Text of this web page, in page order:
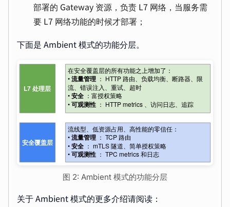
部署的 Gateway 资源，负责 L7 网络，当服务需
要 L7 网络功能的时候才部署；
下面是 Ambient 模式的功能分层。
图 2: Ambient 模式的功能分层
关于 Ambient 模式的更多介绍请阅读：